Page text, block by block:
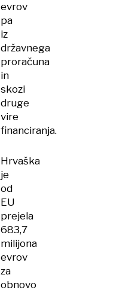
evrov
pa
iz
državnega
proračuna
in
skozi
druge
vire
financiranja.
Hrvaška
je
od
EU
prejela
683,7
milijona
evrov
za
obnovo